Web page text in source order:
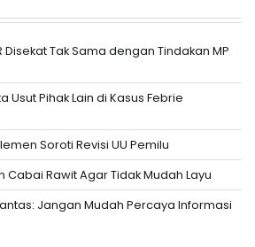
Disekat Tak Sama dengan Tindakan MP
Usut Pihak Lain di Kasus Febrie
Soroti Revisi UU Pemilu
Cabai Rawit Agar Tidak Mudah Layu
Jangan Mudah Percaya Informasi